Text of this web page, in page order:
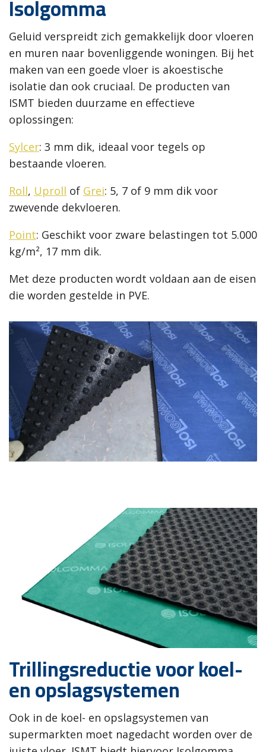
Isolgomma
Geluid verspreidt zich gemakkelijk door vloeren
en muren naar bovenliggende woningen. Bij het
maken van een goede vloer is akoestische
isolatie dan ook cruciaal. De producten van
ISMT bieden duurzame en effectieve
oplossingen:
Sylcer: 3 mm dik, ideaal voor tegels op
bestaande vloeren.
Roll, Uproll of Grei: 5, 7 of 9 mm dik voor
zwevende dekvloeren.
Point: Geschikt voor zware belastingen tot 5.000
kg/m², 17 mm dik.
Met deze producten wordt voldaan aan de eisen
die worden gestelde in PVE.
Trillingsreductie voor koel-
en opslagsystemen
Ook in de koel- en opslagsystemen van
supermarkten moet nagedacht worden over de